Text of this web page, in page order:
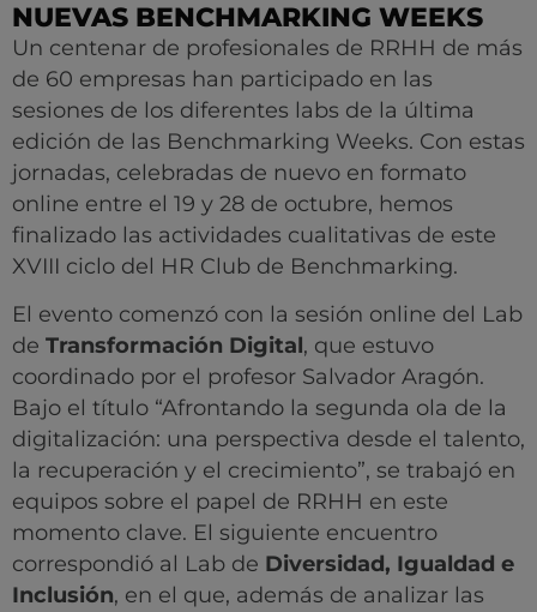
NUEVAS BENCHMARKING WEEKS
Un centenar de profesionales de RRHH de más
de 60 empresas han participado en las
sesiones de los diferentes labs de la última
edición de las Benchmarking Weeks. Con estas
jornadas, celebradas de nuevo en formato
online entre el 19 y 28 de octubre, hemos
finalizado las actividades cualitativas de este
XVIII ciclo del HR Club de Benchmarking.
El evento comenzó con la sesión online del Lab
de Transformación Digital, que estuvo
coordinado por el profesor Salvador Aragón.
Bajo el título “Afrontando la segunda ola de la
digitalización: una perspectiva desde el talento,
la recuperación y el crecimiento”, se trabajó en
equipos sobre el papel de RRHH en este
momento clave. El siguiente encuentro
correspondió al Lab de Diversidad, Igualdad e
Inclusión, en el que, además de analizar las